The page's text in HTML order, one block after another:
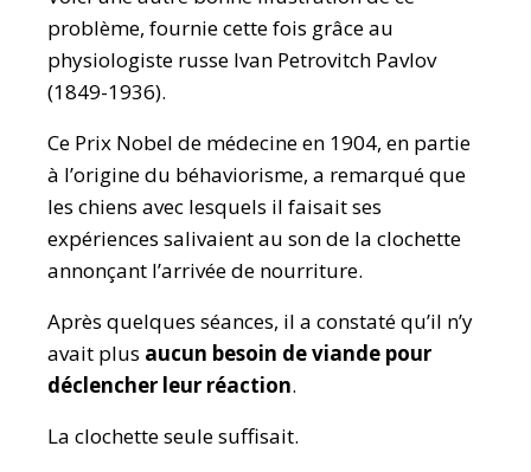
problème, fournie cette fois grâce au
physiologiste russe Ivan Petrovitch Pavlov
(1849-1936).
Ce Prix Nobel de médecine en 1904, en partie
à l’origine du béhaviorisme, a remarqué que
les chiens avec lesquels il faisait ses
expériences salivaient au son de la clochette
annonçant l’arrivée de nourriture.
Après quelques séances, il a constaté qu’il n’y
avait plus aucun besoin de viande pour
déclencher leur réaction.
La clochette seule suffisait.